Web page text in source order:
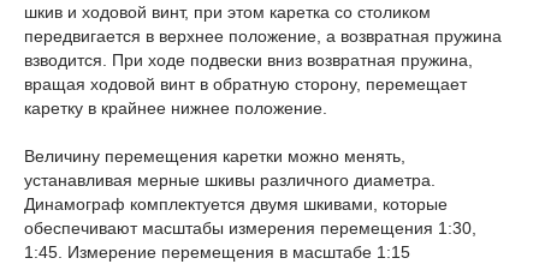
шкив и ходовой винт, при этом каретка со столиком
передвигается в верхнее положение, а возвратная пружина
взводится. При ходе подвески вниз возвратная пружина,
вращая ходовой винт в обратную сторону, перемещает
каретку в крайнее нижнее положение.
Величину перемещения каретки можно менять,
устанавливая мерные шкивы различного диаметра.
Динамограф комплектуется двумя шкивами, которые
обеспечивают масштабы измерения перемещения 1:30,
1:45. Измерение перемещения в масштабе 1:15